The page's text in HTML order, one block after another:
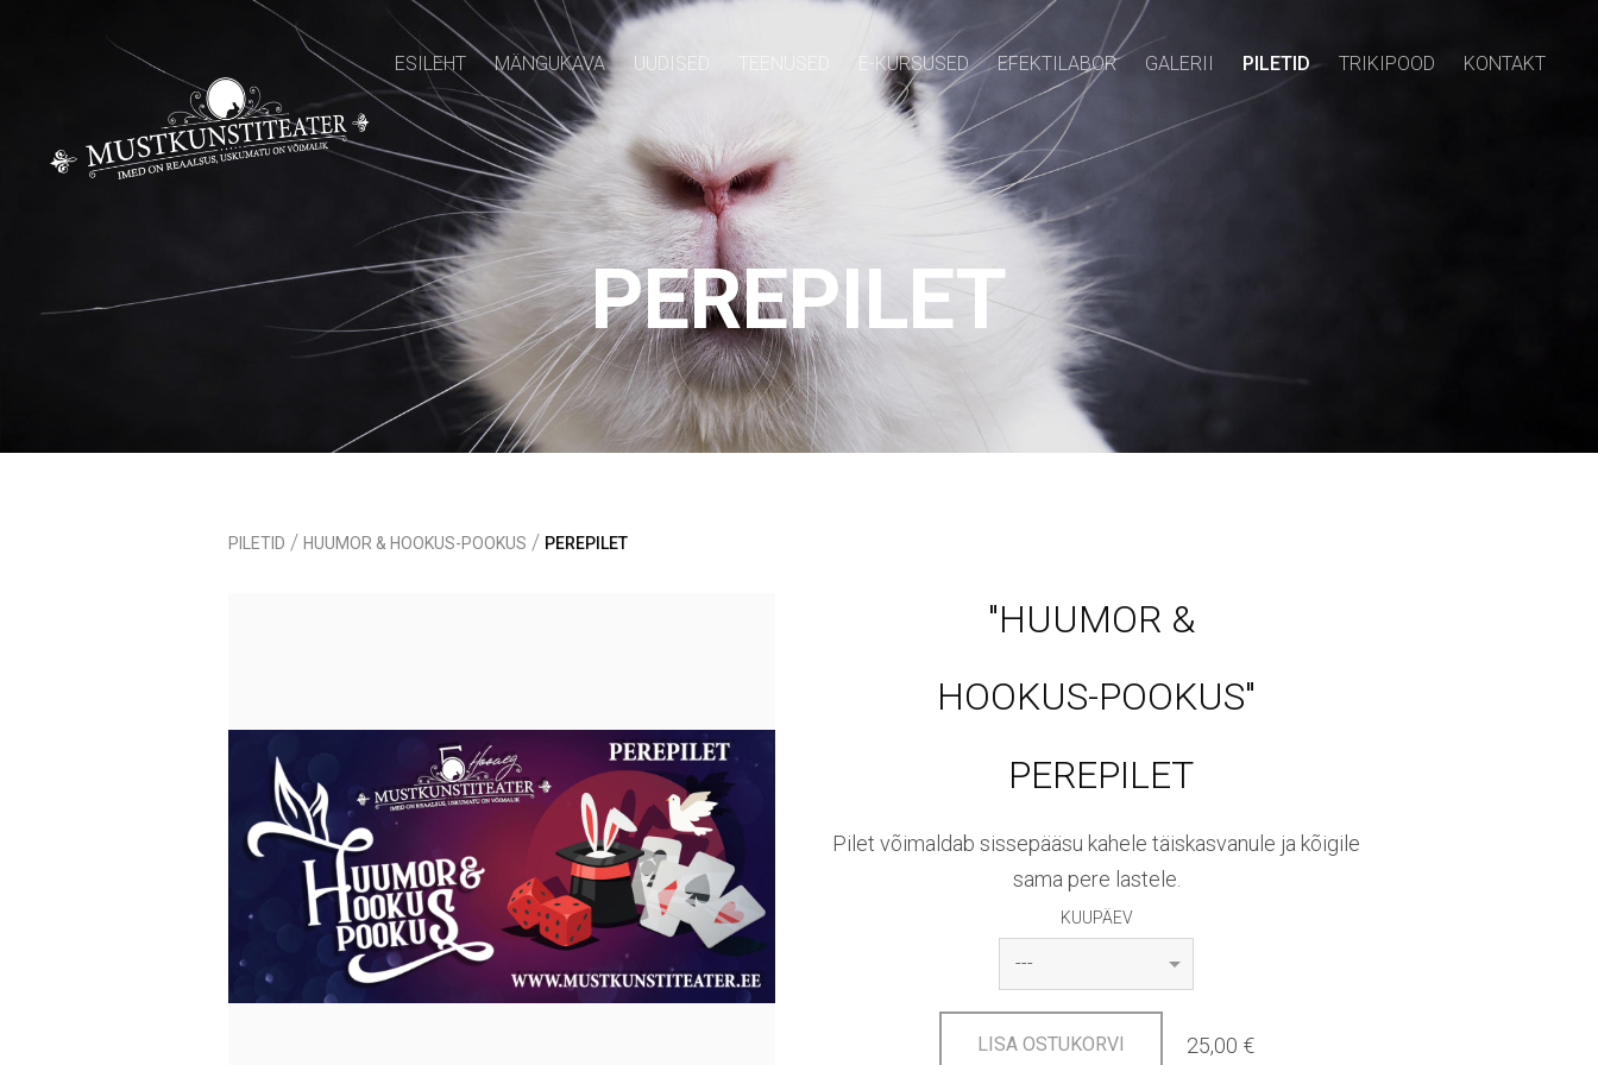
ESILEHT MÄNGUKAVA UUDISED E-KURSUSED EFEKTILABOR GALERII PILETID TRIKIPOOD KONTAKT
PEREPILET
PILETID / HUUMOR & HOOKUS-POOKUS / PEREPILET
"HUUMOR &
HOOKUS-POOKUS"
PEREPILET
Pilet võimaldab sissepääsu kahele täiskasvanule ja kõigile
sama pere lastele.
KUUPÄEV
LISA OSTUKORVI 25,00 €